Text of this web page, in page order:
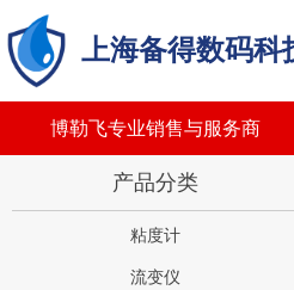
上海备得数码科
博勒飞专业销售与服务商
粘度计
流变仪
产品分类